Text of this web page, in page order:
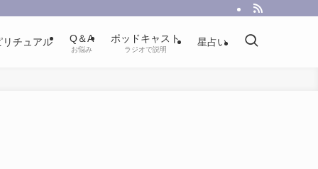
リチュアル Q＆A
お悩み
ポッドキャスト
ラジオで説明
星占い